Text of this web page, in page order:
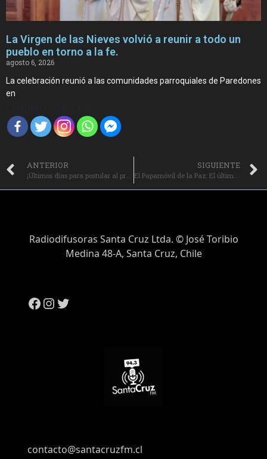
La Virgen de las Nieves volvió a reunir a todo un
pueblo en torno a la fe.
agosto 6, 2026
La celebración reunió a las comunidades parroquiales de Paredones
en
ANTERIOR SIGUIENTE
Radiodifusoras Santa Cruz Ltda. © José Toribio
Medina 48-A, Santa Cruz, Chile
contacto@santacruzfm.cl